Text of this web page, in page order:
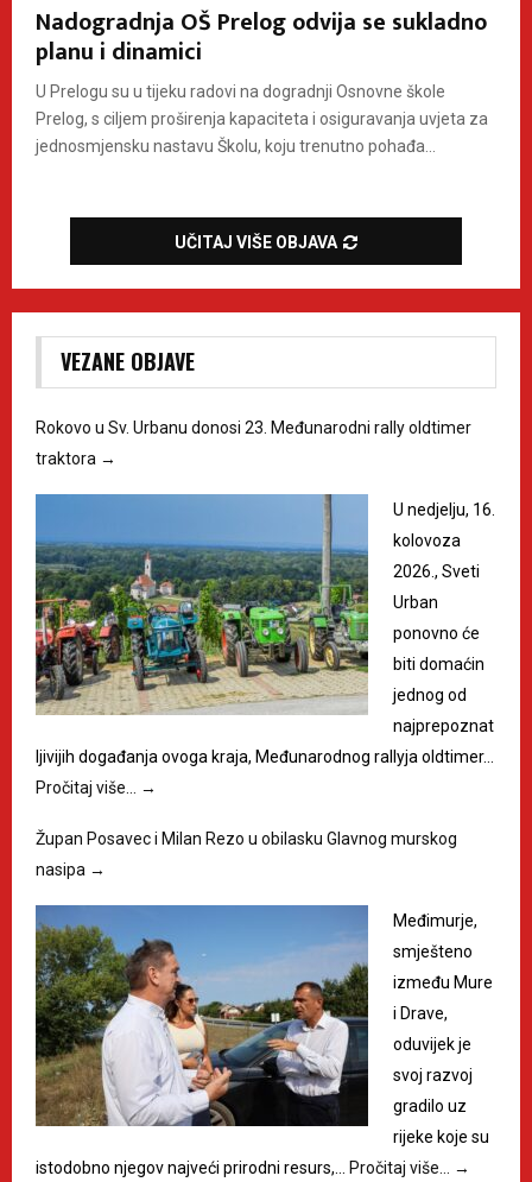
Nadogradnja OŠ Prelog odvija se sukladno
planu i dinamici
U Prelogu su u tijeku radovi na dogradnji Osnovne škole
Prelog, s ciljem proširenja kapaciteta i osiguravanja uvjeta za
jednosmjensku nastavu Školu, koju trenutno pohađa...
UČITAJ VIŠE OBJAVA
VEZANE OBJAVE
Rokovo u Sv. Urbanu donosi 23. Međunarodni rally oldtimer
traktora →
U nedjelju, 16.
kolovoza
2026., Sveti
Urban
ponovno će
biti domaćin
jednog od
najprepoznat
ljivijih događanja ovoga kraja, Međunarodnog rallyja oldtimer…
Pročitaj više…
→
Župan Posavec i Milan Rezo u obilasku Glavnog murskog
nasipa →
Međimurje,
smješteno
između Mure
i Drave,
oduvijek je
svoj razvoj
gradilo uz
rijeke koje su
istodobno njegov najveći prirodni resurs,…
Pročitaj više… →